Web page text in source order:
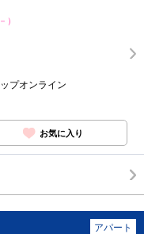
）
プオンライン
お気に入り
アパート